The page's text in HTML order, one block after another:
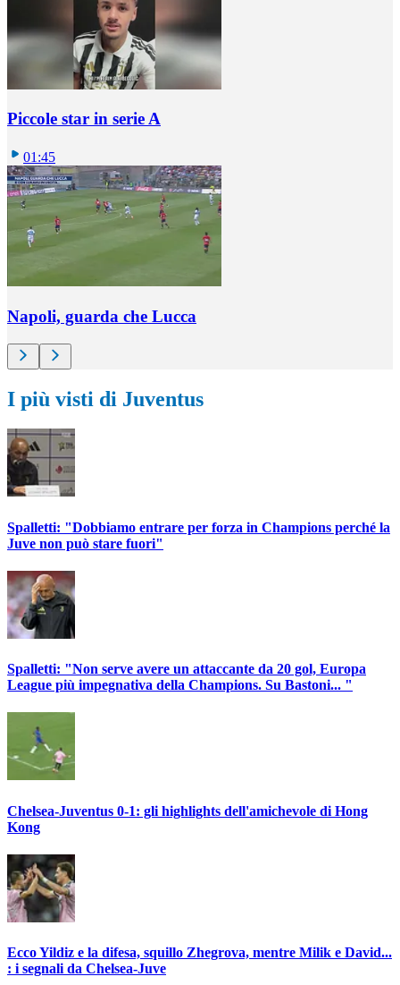
Piccole star in serie A
01:45
Napoli, guarda che Lucca
I più visti di Juventus
Spalletti: "Dobbiamo entrare per forza in Champions perché la
Juve non può stare fuori"
Spalletti: "Non serve avere un attaccante da 20 gol, Europa
League più impegnativa della Champions. Su Bastoni... "
Chelsea-Juventus 0-1: gli highlights dell'amichevole di Hong
Kong
Ecco Yildiz e la difesa, squillo Zhegrova, mentre Milik e David...
: i segnali da Chelsea-Juve